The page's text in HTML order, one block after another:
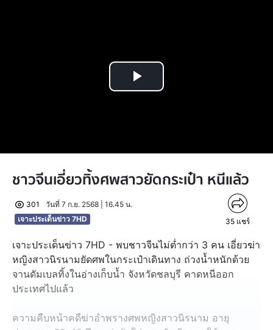
Play
ชาวจีนเอี่ยวทิ้งศพสาวยัดกระเป๋า หนีแล้ว
301
วันที่ 7 ก.ย. 2568 | 16.45 น.
เจาะประเด็นข่าว 7HD
35 แชร์
เจาะประเด็นข่าว 7HD - พบชาวจีนไม่ต่ำกว่า 3 คน เอี่ยวฆ่า
หญิงสาวนิรนามยัดศพในกระเป๋าเดินทาง ถ่วงน้ำหนักด้วย
จานดัมเบลทิ้งในอ่างเก็บน้ำ จังหวัดชลบุรี คาดหนีออก
ประเทศไปแล้ว
ความคืบหน้าคดีฆ่าอำพรางศพหญิงสาวนิรนาม อายุ